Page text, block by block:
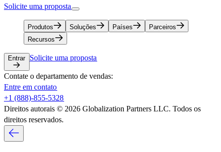
Solicite uma proposta​​
Produtos​​ Soluções​​ Países​​
Parceiros​​
Recursos​​
Entrar​​ Solicite uma proposta​​
Contate o departamento de vendas:​​
Entre em contato​​
+1 (888)-855-5328​​
Direitos autorais © 2026 Globalization Partners LLC. Todos os
direitos reservados.​​